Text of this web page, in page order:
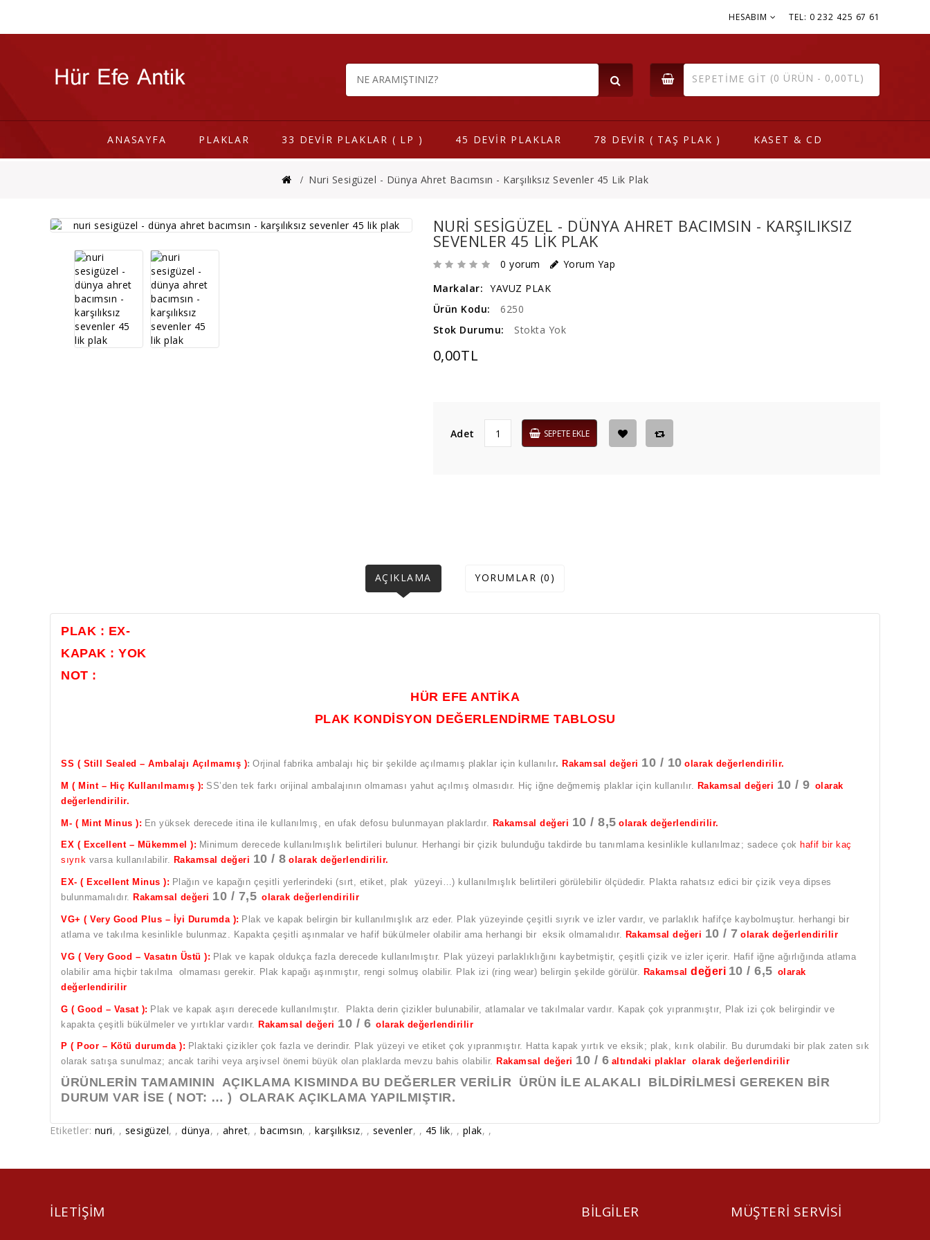
TEL: 0 232 425 67 61
HESABIM
SEPETIME GIT (0 ÜRÜN - 0,00TL)
ANASAYFA PLAKLAR 33 DEVİR PLAKLAR ( LP ) 45 DEVİR PLAKLAR 78 DEVİR ( TAŞ PLAK ) KASET & CD
Nuri Sesigüzel - Dünya Ahret Bacımsın - Karşılıksız Sevenler 45 Lik Plak
NURI SESIGÜZEL - DÜNYA AHRET BACIMSIN - KARŞILIKSIZ
SEVENLER 45 LIK PLAK
0 yorum
Yorum Yap
Markalar: YAVUZ PLAK
Ürün Kodu:
6250
Stok Durumu:
Stokta Yok
0,00TL
Adet SEPETE EKLE
AÇIKLAMA YORUMLAR (0)
PLAK : EX-
KAPAK : YOK
NOT :
HÜR EFE ANTİKA
PLAK KONDİSYON DEĞERLENDİRME TABLOSU
SS ( Still Sealed – Ambalajı Açılmamış ): Orjinal fabrika ambalajı hiç bir şekilde açılmamış plaklar için kullanılır. Rakamsal değeri 10 / 10 olarak değerlendirilir.
M ( Mint – Hiç Kullanılmamış ): SS’den tek farkı orijinal ambalajının olmaması yahut açılmış olmasıdır. Hiç iğne değmemiş plaklar için kullanılır. Rakamsal değeri 10 / 9 olarak
değerlendirilir.
M- ( Mint Minus ): En yüksek derecede itina ile kullanılmış, en ufak defosu bulunmayan plaklardır. Rakamsal değeri 10 / 8,5 olarak değerlendirilir.
EX ( Excellent – Mükemmel ): Minimum derecede kullanılmışlık belirtileri bulunur. Herhangi bir çizik bulunduğu takdirde bu tanımlama kesinlikle kullanılmaz; sadece çok hafif bir kaç
sıyrık varsa kullanılabilir. Rakamsal değeri 10 / 8 olarak değerlendirilir.
EX- ( Excellent Minus ): Plağın ve kapağın çeşitli yerlerindeki (sırt, etiket, plak yüzeyi…) kullanılmışlık belirtileri görülebilir ölçüdedir. Plakta rahatsız edici bir çizik veya dipses
bulunmamalıdır. Rakamsal değeri 10 / 7,5 olarak değerlendirilir
VG+ ( Very Good Plus – İyi Durumda ): Plak ve kapak belirgin bir kullanılmışlık arz eder. Plak yüzeyinde çeşitli sıyrık ve izler vardır, ve parlaklık hafifçe kaybolmuştur. herhangi bir
atlama ve takılma kesinlikle bulunmaz. Kapakta çeşitli aşınmalar ve hafif bükülmeler olabilir ama herhangi bir eksik olmamalıdır.
Rakamsal değeri 10 / 7 olarak değerlendirilir
VG ( Very Good – Vasatın Üstü ): Plak ve kapak oldukça fazla derecede kullanılmıştır. Plak yüzeyi parlaklıklığını kaybetmiştir, çeşitli çizik ve izler içerir. Hafif iğne ağırlığında atlama
olabilir ama hiçbir takılma olmaması gerekir. Plak kapağı aşınmıştır, rengi solmuş olabilir. Plak izi (ring wear) belirgin şekilde görülür.
Rakamsal değeri 10 / 6,5 olarak
değerlendirilir
G ( Good – Vasat ): Plak ve kapak aşırı derecede kullanılmıştır. Plakta derin çizikler bulunabilir, atlamalar ve takılmalar vardır. Kapak çok yıpranmıştır, Plak izi çok belirgindir ve
kapakta çeşitli bükülmeler ve yırtıklar vardır. Rakamsal değeri 10 / 6 olarak değerlendirilir
P ( Poor – Kötü durumda ): Plaktaki çizikler çok fazla ve derindir. Plak yüzeyi ve etiket çok yıpranmıştır. Hatta kapak yırtık ve eksik; plak, kırık olabilir. Bu durumdaki bir plak zaten sık
olarak satışa sunulmaz; ancak tarihi veya arşivsel önemi büyük olan plaklarda mevzu bahis olabilir. Rakamsal değeri 10 / 6 altındaki plaklar olarak değerlendirilir
ÜRÜNLERİN TAMAMININ AÇIKLAMA KISMINDA BU DEĞERLER VERİLİR ÜRÜN İLE ALAKALI BİLDİRİLMESİ GEREKEN BİR
DURUM VAR İSE ( NOT: … ) OLARAK AÇIKLAMA YAPILMIŞTIR.
Etiketler: nuri, , sesigüzel, , dünya, , ahret, , bacımsın, , karşılıksız, , sevenler, , 45 lik, , plak, ,
ILETIŞIM BILGILER MÜŞTERI SERVISI